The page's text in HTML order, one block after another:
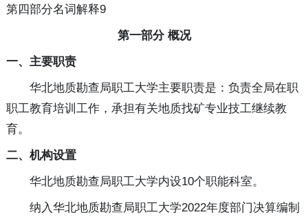
第四部分名词解释9
第一部分 概况
一、主要职责
华北地质勘查局职工大学主要职责是：负责全局在职
职工教育培训工作，承担有关地质找矿专业技工继续教
育。
二、机构设置
华北地质勘查局职工大学内设10个职能科室。
纳入华北地质勘查局职工大学2022年度部门决算编制